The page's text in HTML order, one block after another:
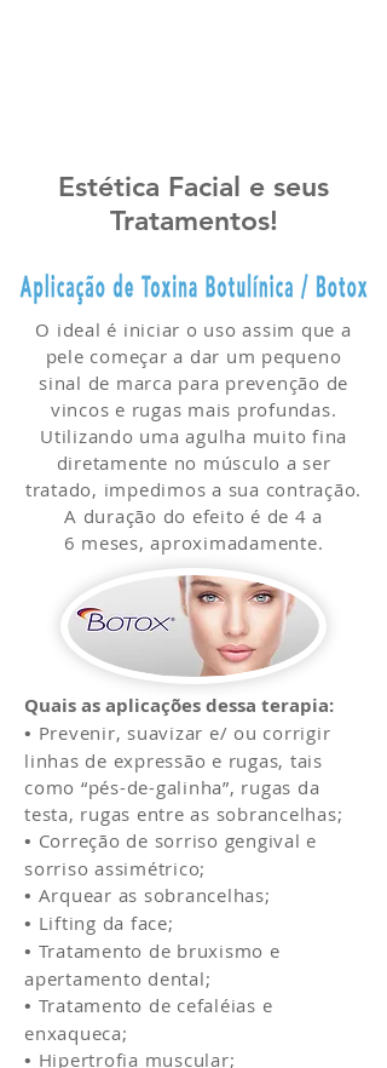
Estética Facial e seus
Tratamentos!
O ideal é iniciar o uso assim que a
pele começar a dar um pequeno
sinal de marca para prevenção de
vincos e rugas mais profundas.
Utilizando uma agulha muito fina
diretamente no músculo a ser
tratado, impedimos a sua contração.
A duração do efeito é de 4 a
6 meses, aproximadamente.
Quais as aplicações dessa terapia:
• Prevenir, suavizar e/ ou corrigir
linhas de expressão e rugas, tais
como “pés-de-galinha”, rugas da
testa, rugas entre as sobrancelhas;
• Correção de sorriso gengival e
sorriso assimétrico;
• Arquear as sobrancelhas;
• Lifting da face;
• Tratamento de bruxismo e
apertamento dental;
• Tratamento de cefaléias e
enxaqueca;
• Hipertrofia muscular;